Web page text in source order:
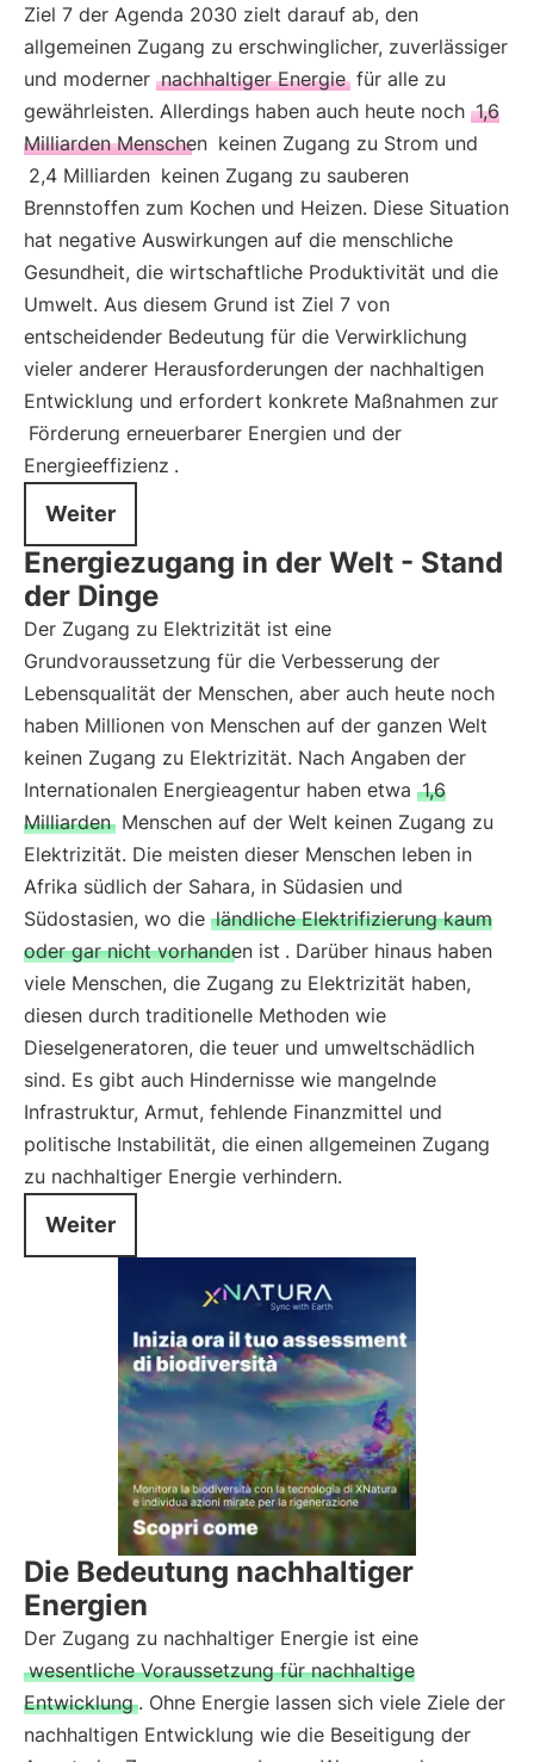
Ziel 7 der Agenda 2030 zielt darauf ab, den
allgemeinen Zugang zu erschwinglicher, zuverlässiger
und moderner nachhaltiger Energie für alle zu
gewährleisten. Allerdings haben auch heute noch 1,6
Milliarden Menschen keinen Zugang zu Strom und
2,4 Milliarden keinen Zugang zu sauberen
Brennstoffen zum Kochen und Heizen. Diese Situation
hat negative Auswirkungen auf die menschliche
Gesundheit, die wirtschaftliche Produktivität und die
Umwelt. Aus diesem Grund ist Ziel 7 von
entscheidender Bedeutung für die Verwirklichung
vieler anderer Herausforderungen der nachhaltigen
Entwicklung und erfordert konkrete Maßnahmen zur
Förderung erneuerbarer Energien und der
Energieeffizienz .
Weiter
Energiezugang in der Welt - Stand
der Dinge
Der Zugang zu Elektrizität ist eine
Grundvoraussetzung für die Verbesserung der
Lebensqualität der Menschen, aber auch heute noch
haben Millionen von Menschen auf der ganzen Welt
keinen Zugang zu Elektrizität. Nach Angaben der
Internationalen Energieagentur haben etwa 1,6
Milliarden Menschen auf der Welt keinen Zugang zu
Elektrizität. Die meisten dieser Menschen leben in
Afrika südlich der Sahara, in Südasien und
Südostasien, wo die ländliche Elektrifizierung kaum
oder gar nicht vorhanden ist . Darüber hinaus haben
viele Menschen, die Zugang zu Elektrizität haben,
diesen durch traditionelle Methoden wie
Dieselgeneratoren, die teuer und umweltschädlich
sind. Es gibt auch Hindernisse wie mangelnde
Infrastruktur, Armut, fehlende Finanzmittel und
politische Instabilität, die einen allgemeinen Zugang
zu nachhaltiger Energie verhindern.
Weiter
Die Bedeutung nachhaltiger
Energien
Der Zugang zu nachhaltiger Energie ist eine
wesentliche Voraussetzung für nachhaltige
Entwicklung . Ohne Energie lassen sich viele Ziele der
nachhaltigen Entwicklung wie die Beseitigung der